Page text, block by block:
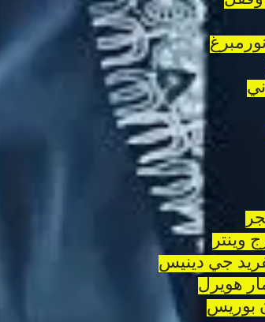
وينتر
جي دينيس
هويرل
بوريس